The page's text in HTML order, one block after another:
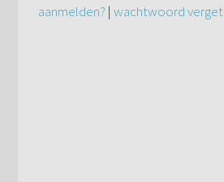
aanmelden? | wachtwoord